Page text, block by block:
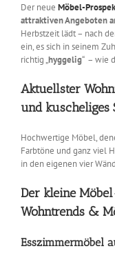
Der neue Möbel-
attraktiven Angeboten
Herbstzeit lädt – nach
ein, es sich in seinem
richtig „hyggelig“ – wie
Aktuellster
und kuscheliges
Hochwertige Möbel,
Farbtöne und ganz viel
in den eigenen vier
Der kleine
Wohntrends &
Esszimmermöbel